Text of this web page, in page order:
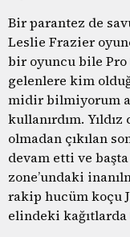
Bir parantez de
Leslie Frazier
bir oyuncu bile Pro
gelenlere kim
midir bilmiyorum
kullanırdım.
olmadan çıkılan
devam etti ve
zone’undaki
rakip hucüm koçu
elindeki kağıtlarda